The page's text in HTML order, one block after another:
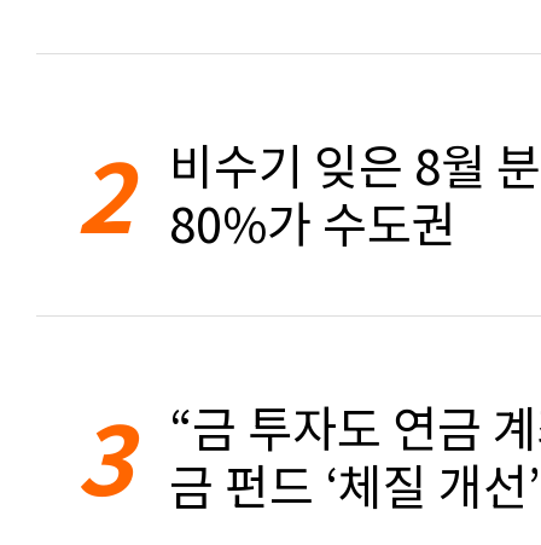
2 비수기 잊은 8월
80%가 수도권
3 “금 투자도 연금
금 펀드 ‘체질 개선’